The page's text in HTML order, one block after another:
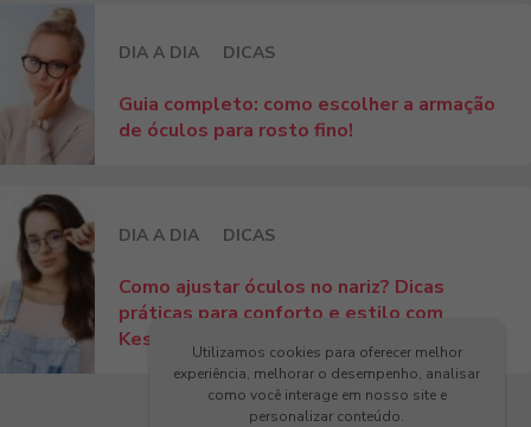
DIA A DIA DICAS
Guia completo: como escolher a armação
de óculos para rosto fino!
DIA A DIA DICAS
Como ajustar óculos no nariz? Dicas
práticas para conforto e estilo com
Kessy!
Utilizamos cookies para oferecer melhor
experiência, melhorar o desempenho, analisar
como você interage em nosso site e
personalizar conteúdo.